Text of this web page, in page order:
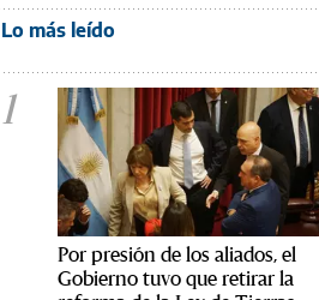
Lo más leído
1
Por presión de los aliados, el
Gobierno tuvo que retirar la